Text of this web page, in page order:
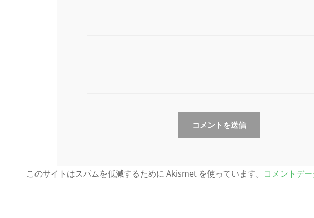
このサイトはスパムを低減するために Akismet を使っています。 コメントデ